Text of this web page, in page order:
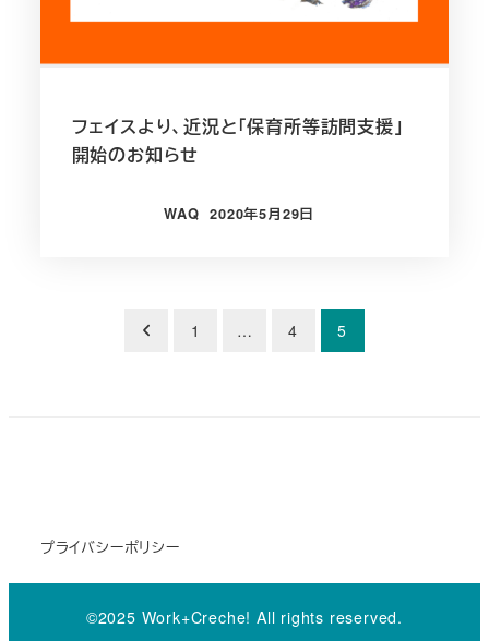
フェイスより、近況と「保育所等訪問支援」
開始のお知らせ
WAQ 投稿日
2020年5月29日
ジ
送
1 … 4 5
プライバシーポリシー
©2025 Work+Creche! All rights reserved.